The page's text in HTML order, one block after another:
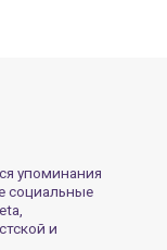
упоминания
социальные
и